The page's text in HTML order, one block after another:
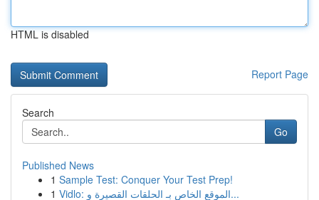
HTML is disabled
Report Page
Search
Go
Published News
1 Sample Test: Conquer Your Test Prep!
1
Vidlo: الموقع الخاص بـ الحلقات القصيرة و...